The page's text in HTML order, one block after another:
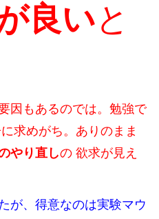
良いと
因もあるのでは。勉強で
求めがち。ありのまま
やり直しの 欲求が見え
が、得意なのは実験マウ